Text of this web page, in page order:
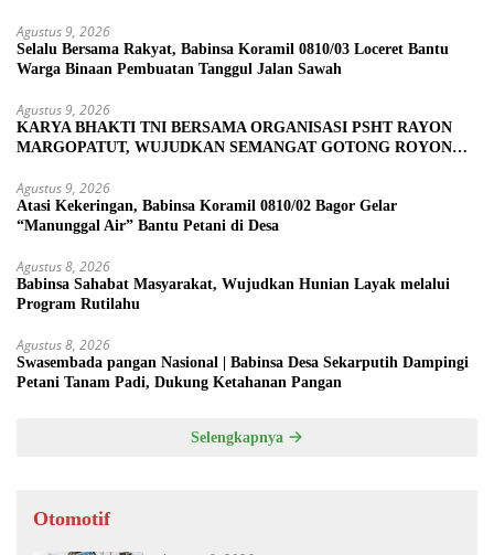
Agustus 9, 2026
Selalu Bersama Rakyat, Babinsa Koramil 0810/03 Loceret Bantu
Warga Binaan Pembuatan Tanggul Jalan Sawah
Agustus 9, 2026
KARYA BHAKTI TNI BERSAMA ORGANISASI PSHT RAYON
MARGOPATUT, WUJUDKAN SEMANGAT GOTONG ROYONG
Agustus 9, 2026
Atasi Kekeringan, Babinsa Koramil 0810/02 Bagor Gelar
“Manunggal Air” Bantu Petani di Desa
Agustus 8, 2026
Babinsa Sahabat Masyarakat, Wujudkan Hunian Layak melalui
Program Rutilahu
Agustus 8, 2026
Swasembada pangan Nasional | Babinsa Desa Sekarputih Dampingi
Petani Tanam Padi, Dukung Ketahanan Pangan
Selengkapnya
Otomotif